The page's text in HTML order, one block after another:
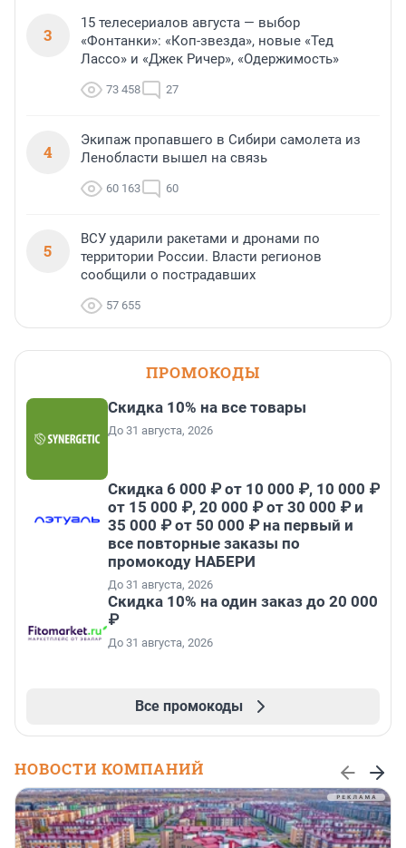
3
15 телесериалов августа — выбор
«Фонтанки»: «Коп-звезда», новые «Тед
Лассо» и «Джек Ричер», «Одержимость»
73 458 27
4
Экипаж пропавшего в Сибири самолета из
Ленобласти вышел на связь
60 163 60
5
ВСУ ударили ракетами и дронами по
территории России. Власти регионов
сообщили о пострадавших
57 655
ПРОМОКОДЫ
Скидка 10% на все товары
До 31 августа, 2026
Скидка 6 000 ₽ от 10 000 ₽, 10 000 ₽
от 15 000 ₽, 20 000 ₽ от 30 000 ₽ и
35 000 ₽ от 50 000 ₽ на первый и
все повторные заказы по
промокоду НАБЕРИ
До 31 августа, 2026
Скидка 10% на один заказ до 20 000
₽
До 31 августа, 2026
Все промокоды
НОВОСТИ КОМПАНИЙ